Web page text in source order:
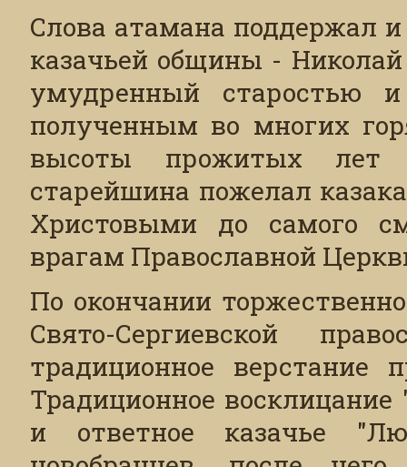
Слова атамана поддержал
казачьей общины -
умудренный старостью
полученным во многих
высоты прожитых лет
старейшина пожелал
Христовыми до самого
врагам Православной
По окончании
Свято-Сергиевской
традиционное верстание
Традиционное
и ответное казачье